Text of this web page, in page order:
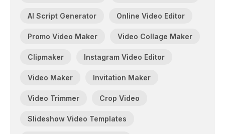
AI Script Generator Online Video Editor
Promo Video Maker Video Collage Maker
Clipmaker Instagram Video Editor
Video Maker Invitation Maker
Video Trimmer Crop Video
Slideshow Video Templates